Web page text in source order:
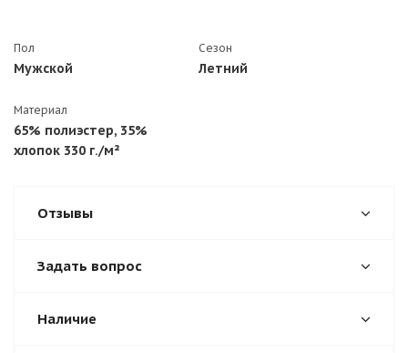
Пол
Мужской
Сезон
Летний
Материал
65% полиэстер, 35%
хлопок 330 г./м²
Отзывы
Задать вопрос
Наличие